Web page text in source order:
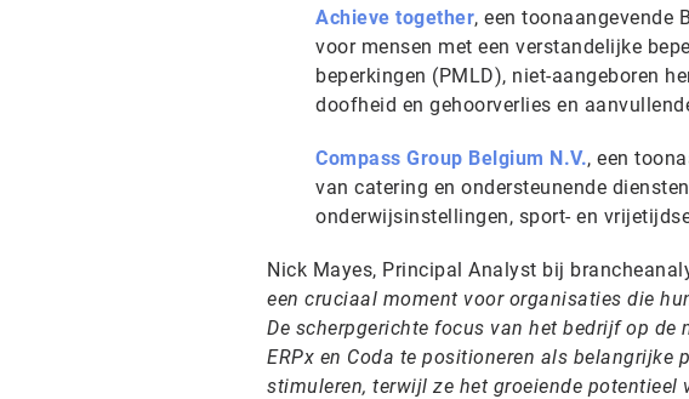
Achieve together, een toonaangevende
voor mensen met een verstandelijke
beperkingen (PMLD), niet-aangeboren
doofheid en gehoorverlies en
Compass Group Belgium N.V., een
van catering en ondersteunende
onderwijsinstellingen, sport- en
Nick Mayes, Principal Analyst bij
een cruciaal moment voor organisaties die
De scherpgerichte focus van het bedrijf op de
ERPx en Coda te positioneren als
stimuleren, terwijl ze het groeiende